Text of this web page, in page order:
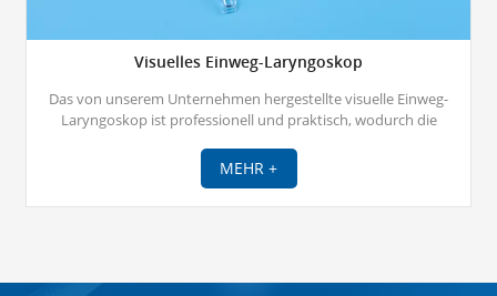
Visuelles Einweg-Laryngoskop
Das von unserem Unternehmen hergestellte visuelle Einweg-
Laryngoskop ist professionell und praktisch, wodurch die
insbesondere bei schwierigen Atemwegen, effektiv gelöst wird und
eine schnelle und genaue endotracheale Intubation unter visuellen
Bedingungen ermöglicht wird.
MEHR +